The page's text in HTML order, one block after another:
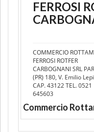
FERROSI
COMMERCIO
FERROSI ROTFER
CARBOGNANI SRL
(PR) 180, V. Emilio
CAP. 43122 TEL. 0521
645603
Commercio